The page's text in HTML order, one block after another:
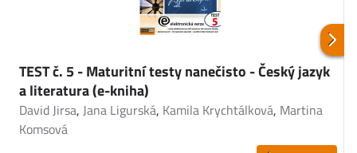
TEST č. 5 - Maturitní testy nanečisto - Český jazyk
a literatura (e-kniha)
David Jirsa, Jana Ligurská, Kamila Krychtálková, Martina
Komsová